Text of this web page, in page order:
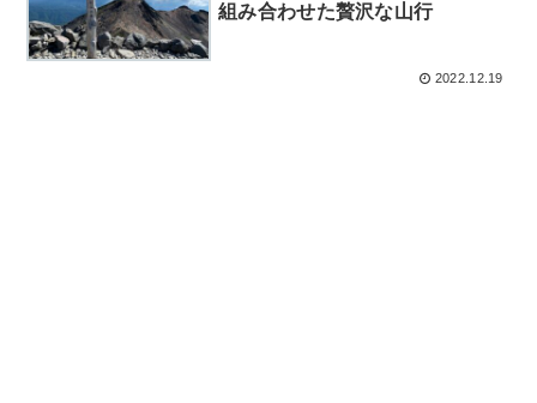
組み合わせた贅沢な山行
2022.12.19